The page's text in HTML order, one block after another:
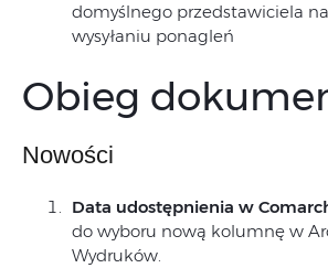
domyślnego przedstawiciela
wysyłaniu ponagleń
Obieg
Nowości
Data udostępnienia w
do wyboru nową kolumnę w
Wydruków.